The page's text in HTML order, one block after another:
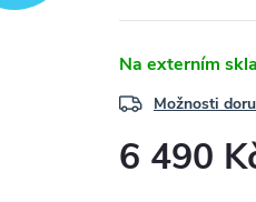
Na externím
Možnosti
6 490